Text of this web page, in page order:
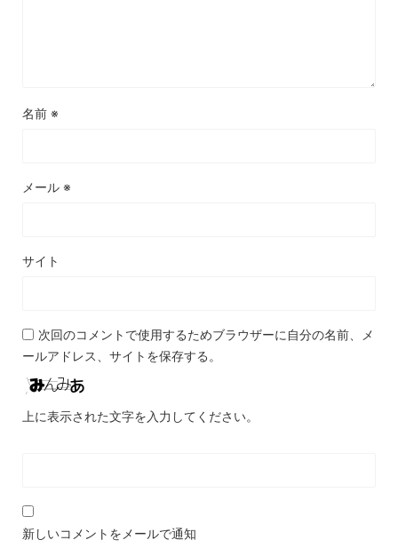
名前 ※
メール ※
サイト
次回のコメントで使用するためブラウザーに自分の名前、メ
ールアドレス、サイトを保存する。
上に表示された文字を入力してください。
新しいコメントをメールで通知